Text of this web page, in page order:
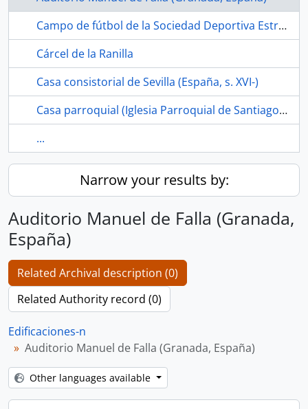
Campo de fútbol de la Sociedad Deportiva Estrella Bachillera (La Bachillera, Sevilla, España, ca.1968-1989)
Cárcel de la Ranilla
Casa consistorial de Sevilla (España, s. XVI-)
Casa parroquial (Iglesia Parroquial de Santiago el Mayor, Los Corrales, Sevilla, España)
...
Narrow your results by:
Auditorio Manuel de Falla (Granada,
España)
Related Archival description (0)
Related Authority record (0)
Edificaciones-n
Auditorio Manuel de Falla (Granada, España)
Other languages available